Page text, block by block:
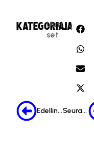
KATEGORIA:
Uuti
set
JAA:
Edellinen Seuraava